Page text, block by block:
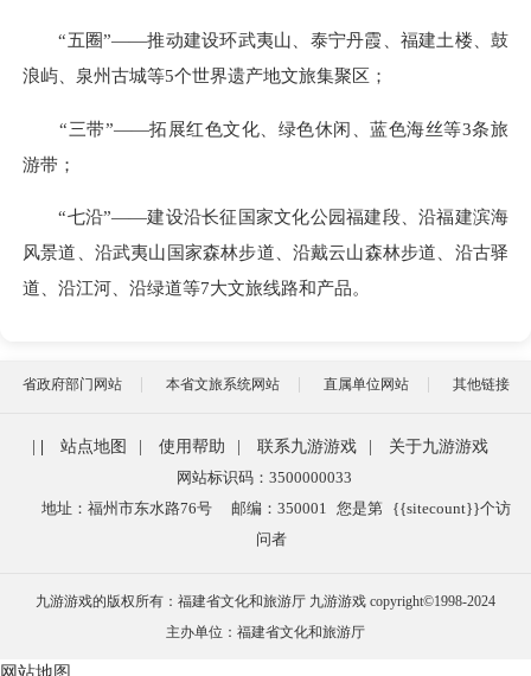
“五圈”——推动建设环武夷山、泰宁丹霞、福建土楼、鼓
浪屿、泉州古城等5个世界遗产地文旅集聚区；
“三带”——拓展红色文化、绿色休闲、蓝色海丝等3条旅
游带；
“七沿”——建设沿长征国家文化公园福建段、沿福建滨海
风景道、沿武夷山国家森林步道、沿戴云山森林步道、沿古驿
道、沿江河、沿绿道等7大文旅线路和产品。
省政府部门网站 本省文旅系统网站 直属单位网站 其他链接
| | 站点地图 | 使用帮助 | 联系九游游戏 |
关于九游游戏
网站标识码：3500000033
地址：福州市东水路76号
邮编：350001 您是第 {{sitecount}}个访
问者
九游游戏的版权所有：福建省文化和旅游厅 九游游戏 copyright©1998-2024
主办单位：福建省文化和旅游厅
网站地图